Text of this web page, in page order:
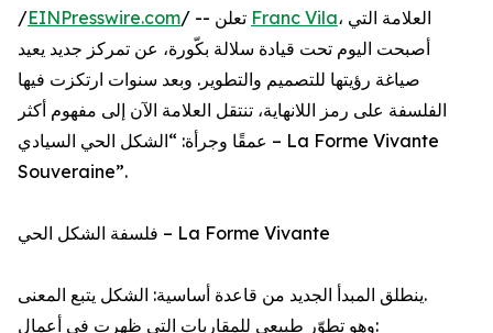
/EINPresswire.com Franc Vila، العلامة التي
أصبحت اليوم تحت قيادة سلالة بكّورة، عن تمركز جديد يعيد
صياغة رؤيتها للتصميم والتطوير. وبعد سنوات ارتكزت فيها
الفلسفة على رمز اللانهاية، تنتقل العلامة الآن إلى مفهوم أكثر
عمقًا وجرأة: “الشكل الحي السيادي – La Forme Vivante
Souveraine”.
فلسفة الشكل الحي – La Forme Vivante
ينطلق المبدأ الجديد من قاعدة أساسية: الشكل يتبع المعنى.
وهو تطوّر طبيعي للمقاربات التي ظهرت في أعمال: